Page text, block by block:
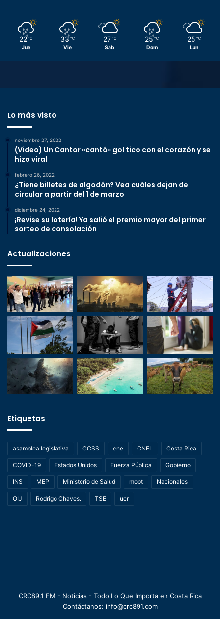
22 ℃
Jue
33 ℃
Vie
27 ℃
Sáb
25 ℃
Dom
25 ℃
Lun
Lo más visto
noviembre 27, 2022
(Video) Un Cantor «cantó» gol tico con el corazón y se
hizo viral
febrero 26, 2022
¿Tiene billetes de algodón? Vea cuáles dejan de
circular a partir del 1 de marzo
diciembre 24, 2022
¡Revise su lotería! Ya salió el premio mayor del primer
sorteo de consolación
Actualizaciones
Etiquetas
asamblea legislativa CCSS cne CNFL Costa Rica
COVID-19 Estados Unidos Fuerza Pública Gobierno
INS MEP Ministerio de Salud mopt Nacionales
OIJ Rodrigo Chaves. TSE ucr
CRC89.1 FM - Noticias - Todo Lo Que Importa en Costa Rica
Contáctanos: info@crc891.com